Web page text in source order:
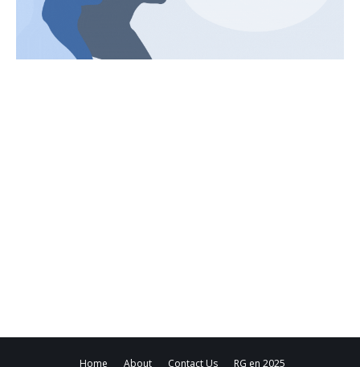
Home About Contact Us RG en 2025